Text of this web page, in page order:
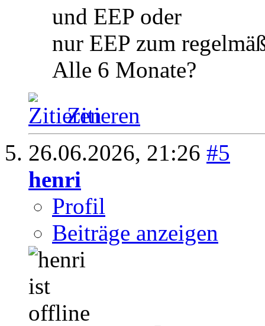
und EEP oder
nur EEP zum
Alle 6 Monate?
Zitieren
26.06.2026, 21:26 #5
henri
Profil
Beiträge anzeigen